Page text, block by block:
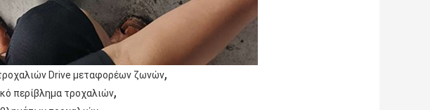
Drive μεταφορέων ζωνών,
περίβλημα τροχαλιών,